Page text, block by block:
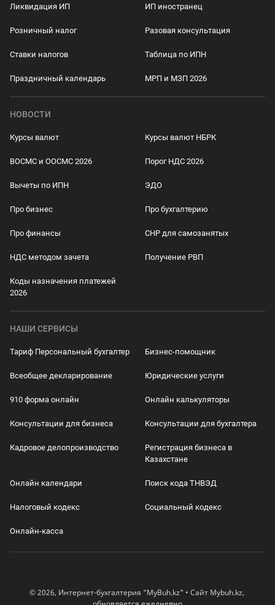
Ликвидация ИП ИП иностранец
Розничный налог Разовая консультация
Ставки налогов Таблица по ИПН
Праздничный календарь МРП и МЗП 2026
НОВОСТИ
Курсы валют Курсы валют НБРК
ВОСМС и ООСМС 2026 Порог НДС 2026
Вычеты по ИПН ЭДО
Про бизнес Про бухгалтерию
Про финансы СНР для самозанятых
НДС методом зачета Получение РВП
Коды назначения платежей
2026
НАШИ СЕРВИСЫ
Тариф Персональный бухгалтер Бизнес-помощник
Всеобщее декларирование Юридические услуги
910 форма онлайн Онлайн калькуляторы
Консультации для бизнеса Консультации для бухгалтера
Кадровое делопроизводство
Регистрация бизнеса в
Казахстане
Онлайн календари Поиск кода ТНВЭД
Налоговый кодекс Социальный кодекс
Онлайн-касса
© 2026, Интернет-бухгалтерия "MyBuh.kz" • Сайт Mybuh.kz,